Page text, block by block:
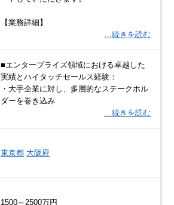
【業務詳細】
…続きを読む
■エンタープライズ領域における卓越した
実績とハイタッチセールス経験：
・大手企業に対し、多層的なステークホル
ダーを巻き込み
…続きを読む
東京都 大阪府
1500～2500万円